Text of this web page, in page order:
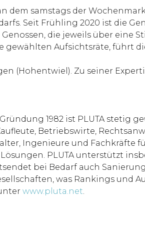
dem samstags der
Seit Frühling 2020 ist die
die jeweils über eine
Aufsichtsräte, führt
(Hohentwiel). Zu seiner
1982 ist PLUTA stetig
Betriebswirte,
Ingenieure und Fachkräfte
PLUTA unterstützt
bei Bedarf auch
was Rankings und
www.pluta.net.